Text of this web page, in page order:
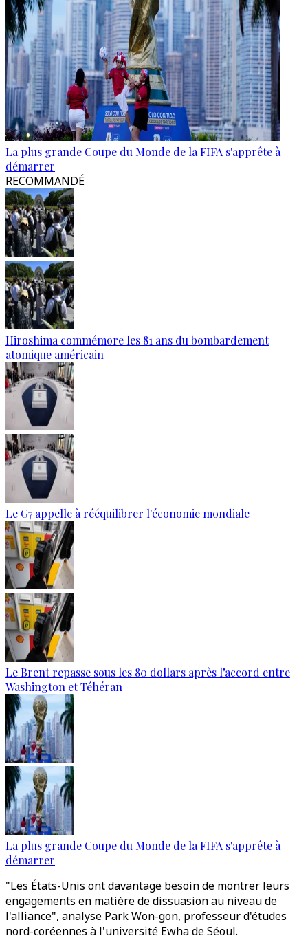
La plus grande Coupe du Monde de la FIFA s'apprête à
démarrer
RECOMMANDÉ
Hiroshima commémore les 81 ans du bombardement
atomique américain
Le G7 appelle à rééquilibrer l'économie mondiale
Le Brent repasse sous les 80 dollars après l’accord entre
Washington et Téhéran
La plus grande Coupe du Monde de la FIFA s'apprête à
démarrer
"Les États-Unis ont davantage besoin de montrer leurs
engagements en matière de dissuasion au niveau de
l'alliance", analyse Park Won-gon, professeur d'études
nord-coréennes à l'université Ewha de Séoul.